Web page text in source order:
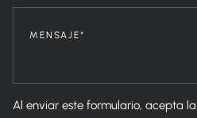
Al enviar este formulario, acepta